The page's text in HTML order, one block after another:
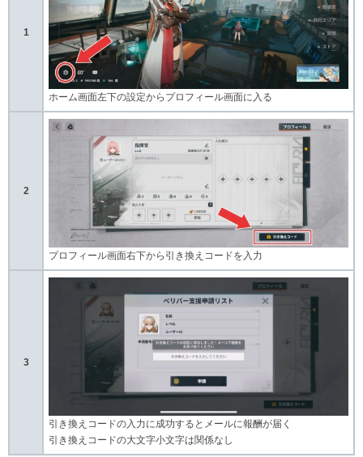
1
ホーム画面左下の設定からプロフィール画面に入る
2
プロフィール画面右下から引き換えコードを入力
3
引き換えコードの入力に成功するとメールに報酬が届く
引き換えコードの大文字小文字は関係なし